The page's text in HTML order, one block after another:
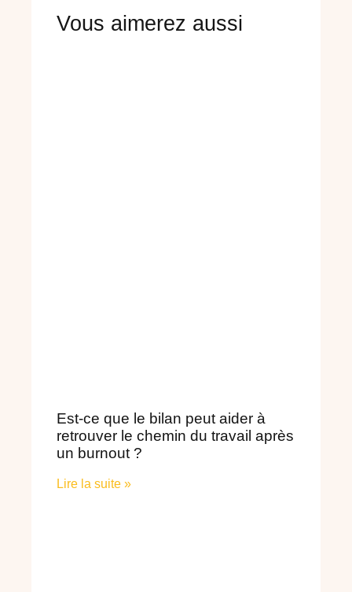
Vous aimerez aussi
Est-ce que le bilan peut aider à
retrouver le chemin du travail après
un burnout ?
Lire la suite »